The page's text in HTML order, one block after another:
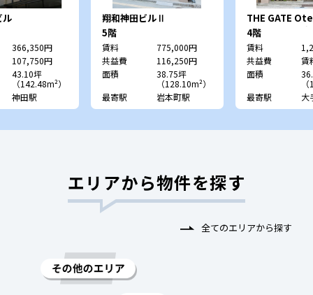
ル
366,350円
107,750円
43.10坪
（142.48m²）
神田駅
翔和神田ビルⅡ
5階
賃料
775,000円
共益費
116,250円
面積
38.75坪
（128.10m²）
最寄駅
岩本町駅
THE GATE
（旧：CRC北
4階
賃料
共益費
賃
面積
最寄駅
大
エリアから物件を探す
全てのエリアから探す